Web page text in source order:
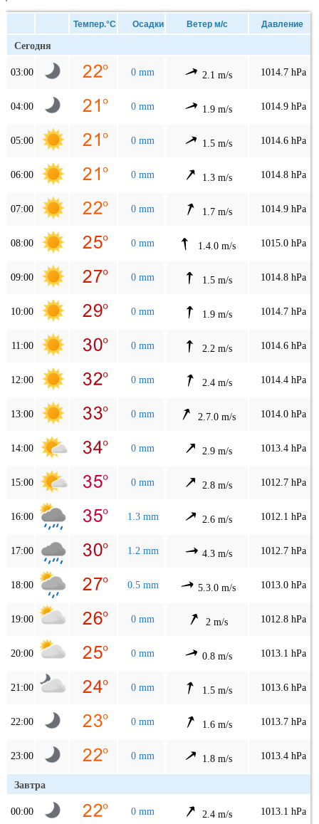
Темпер.°C Осадки Ветер м/с Давление
Сегодня
03:00 0 mm 2.1 m/s 1014.7 hPa
04:00 0 mm 1.9 m/s 1014.9 hPa
05:00 0 mm 1.5 m/s 1014.6 hPa
06:00 0 mm 1.3 m/s 1014.8 hPa
07:00 0 mm 1.7 m/s 1014.9 hPa
08:00 0 mm 1.4.0 m/s 1015.0 hPa
09:00 0 mm 1.5 m/s 1014.8 hPa
10:00 0 mm 1.9 m/s 1014.7 hPa
11:00 0 mm 2.2 m/s 1014.6 hPa
12:00 0 mm 2.4 m/s 1014.4 hPa
13:00 0 mm 2.7.0 m/s 1014.0 hPa
14:00 0 mm 2.9 m/s 1013.4 hPa
15:00 0 mm 2.8 m/s 1012.7 hPa
16:00 1.3 mm 2.6 m/s 1012.1 hPa
17:00 1.2 mm 4.3 m/s 1012.7 hPa
18:00 0.5 mm 5.3.0 m/s 1013.0 hPa
19:00 0 mm 2 m/s 1012.8 hPa
20:00 0 mm 0.8 m/s 1013.1 hPa
21:00 0 mm 1.5 m/s 1013.6 hPa
22:00 0 mm 1.6 m/s 1013.7 hPa
23:00 0 mm 1.8 m/s 1013.4 hPa
Завтра
00:00 0 mm 2.4 m/s 1013.1 hPa